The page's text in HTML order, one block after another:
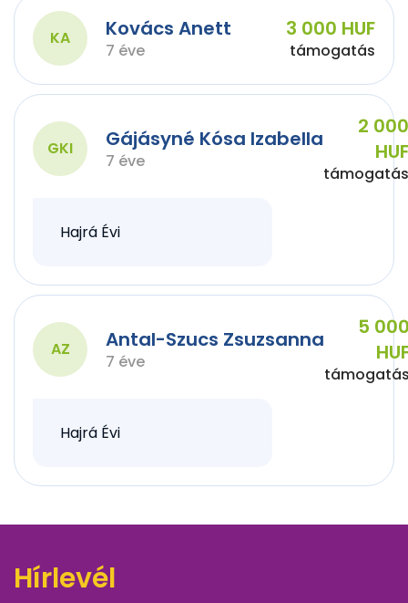
KA Kovács Anett
7 éve
3 000 HUF
támogatás
GKI Gájásyné Kósa Izabella
7 éve
2 000
HUF
támogatás
Hajrá Évi
AZ Antal-Szucs Zsuzsanna
7 éve
5
Hajrá Évi
Hírlevél